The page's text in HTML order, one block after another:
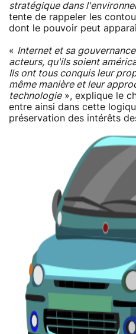
stratégique dans
tente de rappeler les
dont le pouvoir peut
« Internet et sa
acteurs, qu'ils soient
Ils ont tous conquis leur
même manière et leur
technologie», explique le
entre ainsi dans cette
préservation des intérêts